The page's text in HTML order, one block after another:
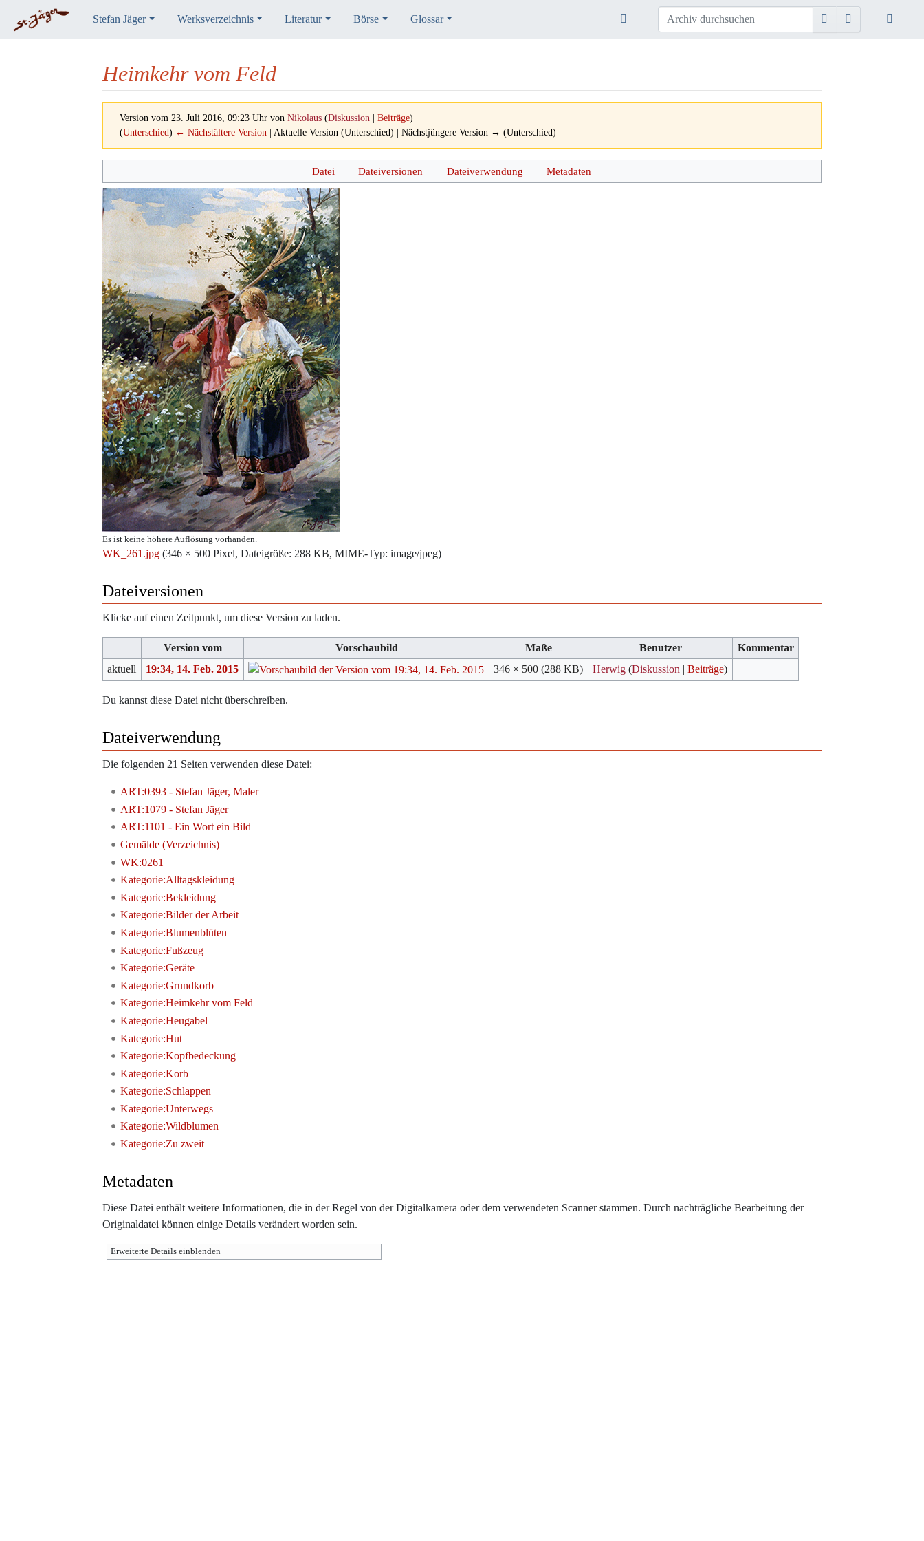
Stefan Jäger Werksverzeichnis Literatur Börse Glossar
Heimkehr vom Feld
Version vom 23. Juli 2016, 09:23 Uhr von Nikolaus (Diskussion Beiträge)
(Unterschied) ← Nächstältere Version | Aktuelle Version (Unterschied) | Nächstjüngere Version → (Unterschied)
Datei Dateiversionen Dateiverwendung Metadaten
Es ist keine höhere Auflösung vorhanden.
WK_261.jpg (346 × 500 Pixel, Dateigröße: 288 KB, MIME-Typ: image/jpeg)
Dateiversionen
Klicke auf einen Zeitpunkt, um diese Version zu laden.
Version vom Vorschaubild Maße Benutzer
Kommentar
aktuell
19:34, 14. Feb. 2015 346 × 500(288 KB) Herwig (Diskussion |Beiträge)
Du kannst diese Datei nicht überschreiben.
Dateiverwendung
Die folgenden 21 Seiten verwenden diese Datei:
ART:0393 - Stefan Jäger, Maler
ART:1079 - Stefan Jäger
ART:1101 - Ein Wort ein Bild
Gemälde (Verzeichnis)
WK:0261
Kategorie:Alltagskleidung
Kategorie:Bekleidung
Kategorie:Bilder der Arbeit
Kategorie:Blumenblüten
Kategorie:Fußzeug
Kategorie:Geräte
Kategorie:Grundkorb
Kategorie:Heimkehr vom Feld
Kategorie:Heugabel
Kategorie:Hut
Kategorie:Kopfbedeckung
Kategorie:Korb
Kategorie:Schlappen
Kategorie:Unterwegs
Kategorie:Wildblumen
Kategorie:Zu zweit
Metadaten
Diese Datei enthält weitere Informationen, die in der Regel von der Digitalkamera oder dem verwendeten Scanner stammen. Durch nachträgliche Bearbeitung der
Originaldatei können einige Details verändert worden sein.
Erweiterte Details einblenden